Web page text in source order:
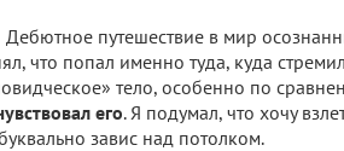
Дебютное путешествие в мир
что попал именно туда, куда
тело, особенно по
его. Я подумал, что хочу
завис над потолком.